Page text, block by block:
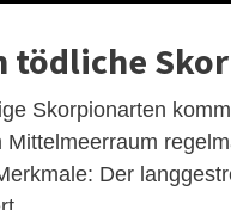
tödliche
Skorpionarten
Mittelmeerraum
Der